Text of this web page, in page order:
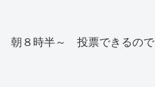
朝８時半～ 投票できるので